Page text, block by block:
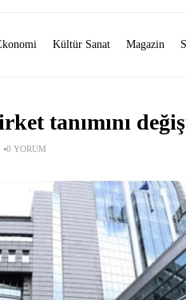
Kültür Sanat Magazin
tanımını
0 YORUM